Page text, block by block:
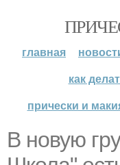
главная
как
прически и
В новую